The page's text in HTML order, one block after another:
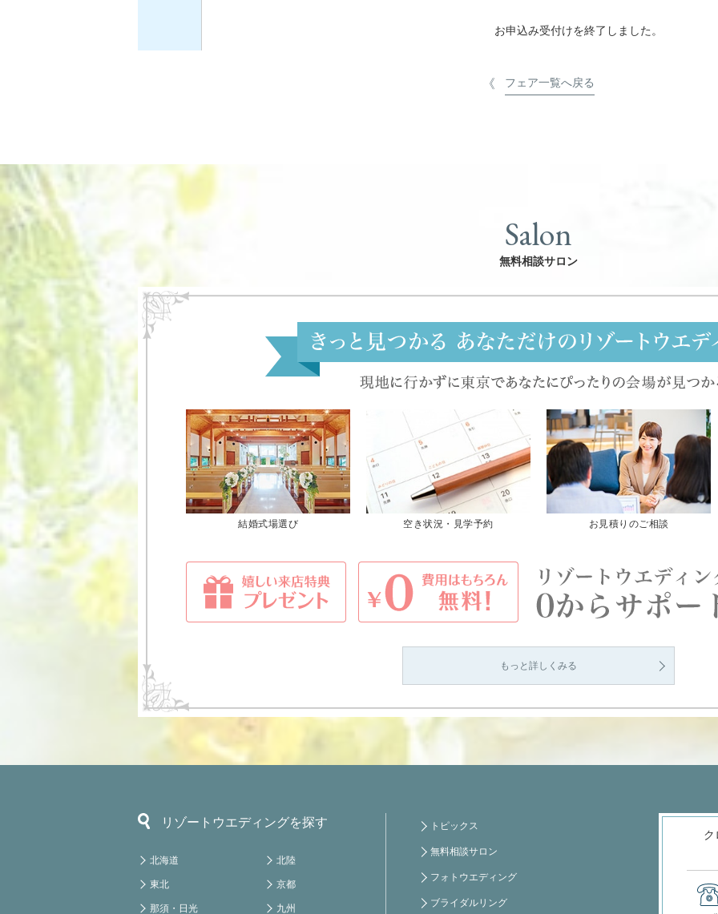
お申込み受付けを終了しました。
フェア一覧へ戻る
Salon
無料相談サロン
結婚式場選び 空き状況・見学予約 お見積りのご相談
もっと詳しくみる
リゾートウエディングを探す
北海道
東北
那須・日光
北陸
京都
九州
トピックス
無料相談サロン
フォトウエディング
ブライダルリング
ク